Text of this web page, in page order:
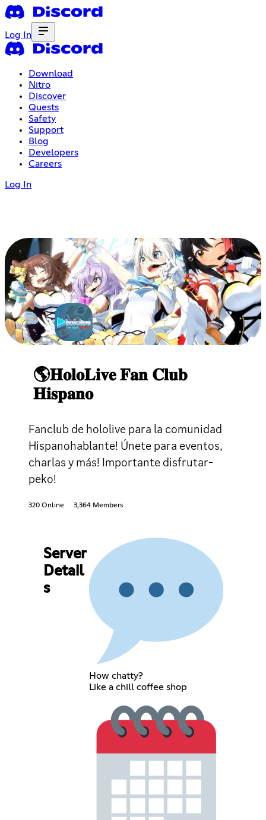
Log In
Download
Nitro
Discover
Quests
Safety
Support
Blog
Developers
Careers
Log In
🌎𝐇𝐨𝐥𝐨𝐋𝐢𝐯𝐞 𝐅𝐚𝐧 𝐂𝐥𝐮𝐛
𝐇𝐢𝐬𝐩𝐚𝐧𝐨
Fanclub de hololive para la comunidad
Hispanohablante! Únete para eventos,
charlas y más! Importante disfrutar-
peko!
320 Online 3,364 Members
Server
Detail
s
How chatty?
Like a chill coffee shop